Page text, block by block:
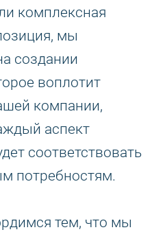
комплексная
мы
создании
воплотит
компании,
аспект
соответствовать
потребностям.
тем, что мы